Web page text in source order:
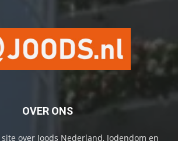
OVER ONS
over Joods Nederland, Jodendom en